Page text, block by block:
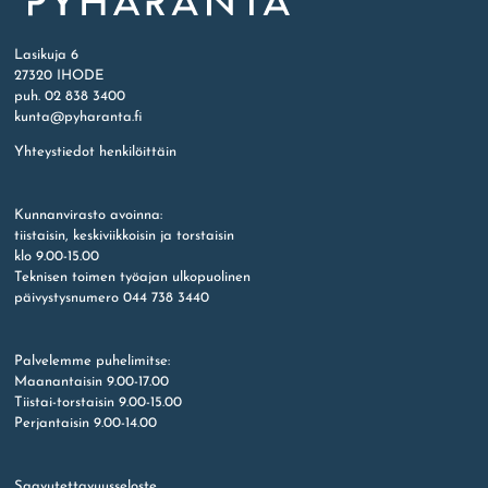
Lasikuja 6
27320 IHODE
puh. 02 838 3400
kunta@pyharanta.fi
Yhteystiedot henkilöittäin
Kunnanvirasto avoinna:
tiistaisin, keskiviikkoisin ja torstaisin
klo 9.00-15.00
Teknisen toimen työajan ulkopuolinen
päivystysnumero 044 738 3440
Palvelemme puhelimitse:
Maanantaisin 9.00-17.00
Tiistai-torstaisin 9.00-15.00
Perjantaisin 9.00-14.00